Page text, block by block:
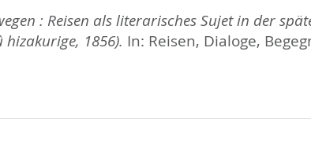
: Reisen als literarisches Sujet in der
1856). In: Reisen, Dialoge,